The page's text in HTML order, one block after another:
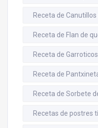
Receta de
Receta de Flan de
Receta de Garroticos
Receta de
Receta de Sorbete
Recetas de postres